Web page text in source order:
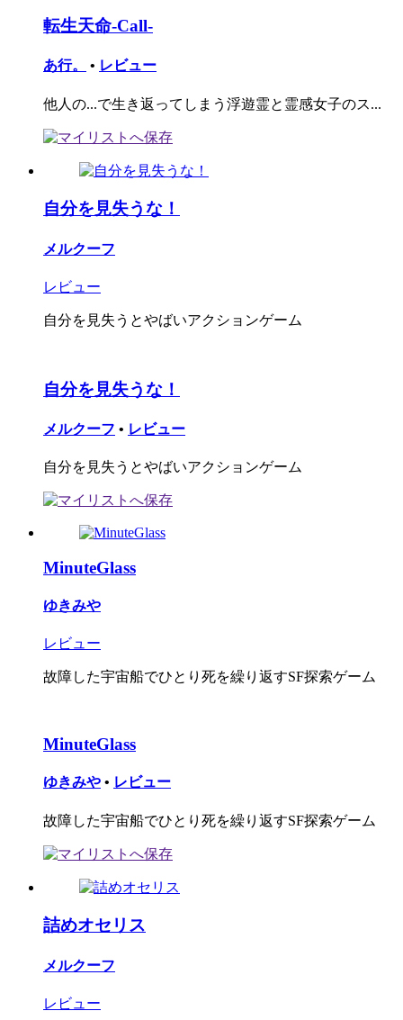
転生天命-Call-
あ行。 • レビュー
他人の...で生き返ってしまう浮遊霊と霊感女子のス...
自分を見失うな！
メルクーフ
レビュー
自分を見失うとやばいアクションゲーム
自分を見失うな！
メルクーフ • レビュー
自分を見失うとやばいアクションゲーム
MinuteGlass
ゆきみや
レビュー
故障した宇宙船でひとり死を繰り返すSF探索ゲーム
MinuteGlass
ゆきみや • レビュー
故障した宇宙船でひとり死を繰り返すSF探索ゲーム
詰めオセリス
メルクーフ
レビュー